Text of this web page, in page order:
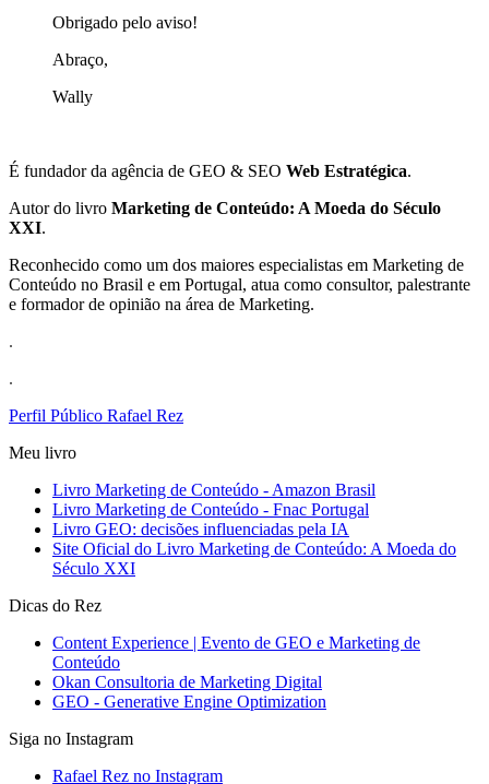
Obrigado pelo aviso!
Abraço,
Wally
É fundador da agência de GEO & SEO Web Estratégica.
Autor do livro Marketing de Conteúdo: A Moeda do Século
XXI.
Reconhecido como um dos maiores especialistas em Marketing de
Conteúdo no Brasil e em Portugal, atua como consultor, palestrante
e formador de opinião na área de Marketing.
.
.
Perfil Público Rafael Rez
Meu livro
Livro Marketing de Conteúdo - Amazon Brasil
Livro Marketing de Conteúdo - Fnac Portugal
Livro GEO: decisões influenciadas pela IA
Site Oficial do Livro Marketing de Conteúdo: A Moeda do
Século XXI
Dicas do Rez
Content Experience | Evento de GEO e Marketing de
Conteúdo
Okan Consultoria de Marketing Digital
GEO - Generative Engine Optimization
Siga no Instagram
Rafael Rez no Instagram